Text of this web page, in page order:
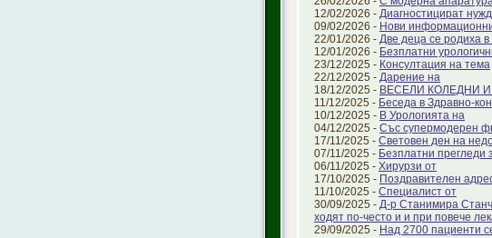
12/02/2026 - Диагностицират
09/02/2026 - Нови
22/01/2026 - Две деца се родиха
12/01/2026 - Безплатни
23/12/2025 - Консултация на тема
22/12/2025 - Дарение на
18/12/2025 - ВЕСЕЛИ КОЛЕДНИ
11/12/2025 - Беседа в Здравно-
10/12/2025 - В Урологията на
04/12/2025 - Със супермодерен
17/11/2025 - Световен ден на
07/11/2025 - Безплатни прегледи
06/11/2025 - Хирурзи от
17/10/2025 - Поздравителен
11/10/2025 - Специалист от
30/09/2025 - Д-р Станимира
ходят по-често и и при повече
29/09/2025 - Над 2700 пациенти